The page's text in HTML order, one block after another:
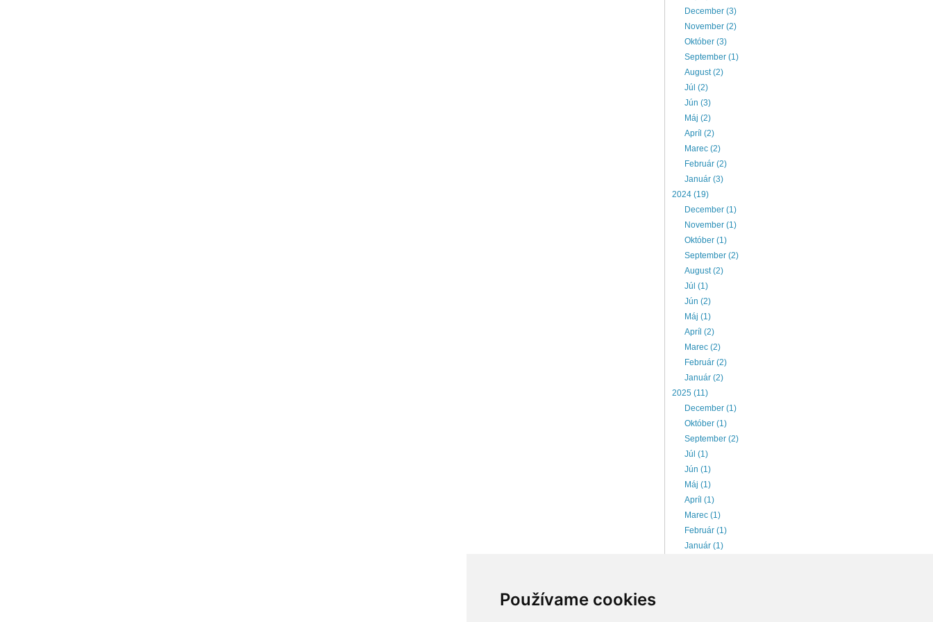
Používame cookies
December (3)
November (2)
Október (3)
September (1)
August (2)
Júl (2)
Jún (3)
Máj (2)
Apríl (2)
Marec (2)
Február (2)
Január (3)
2024 (19)
December (1)
November (1)
Október (1)
September (2)
August (2)
Júl (1)
Jún (2)
Máj (1)
Apríl (2)
Marec (2)
Február (2)
Január (2)
2025 (11)
December (1)
Október (1)
September (2)
Júl (1)
Jún (1)
Máj (1)
Apríl (1)
Marec (1)
Február (1)
Január (1)